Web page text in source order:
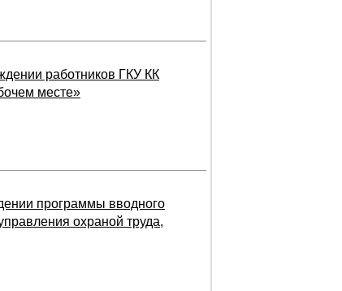
работников ГКУ КК
месте»
программы вводного
охраной труда,